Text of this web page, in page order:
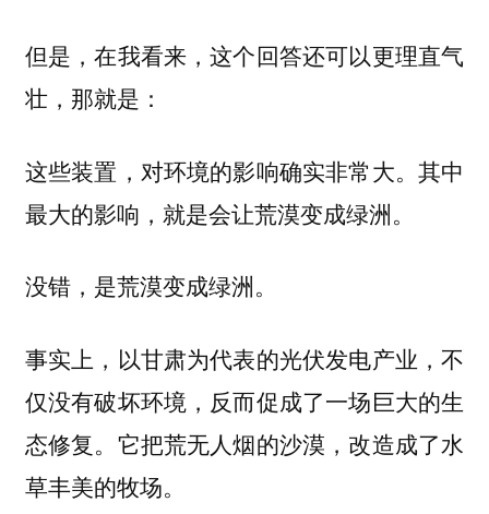
但是，在我看来，这个回答还可以更理直气
壮，那就是：
这些装置，对环境的影响确实非常大。其中
最大的影响，就是会让荒漠变成绿洲。
没错，是荒漠变成绿洲。
事实上，以甘肃为代表的光伏发电产业，不
仅没有破坏环境，反而促成了一场巨大的生
态修复。它把荒无人烟的沙漠，改造成了水
草丰美的牧场。